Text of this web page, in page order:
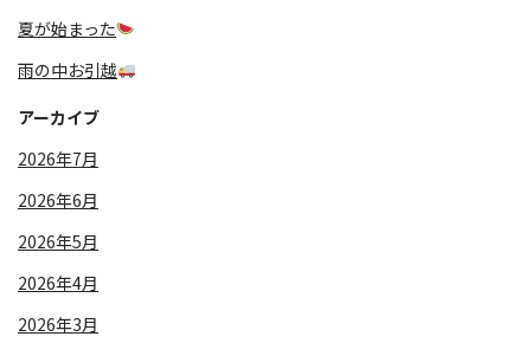
夏が始まった
雨の中お引越
アーカイブ
2026年7月
2026年6月
2026年5月
2026年4月
2026年3月